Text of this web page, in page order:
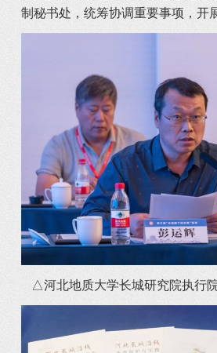
制秘书处，统筹协调重要事项，开
△河北地质大学长城研究院执行